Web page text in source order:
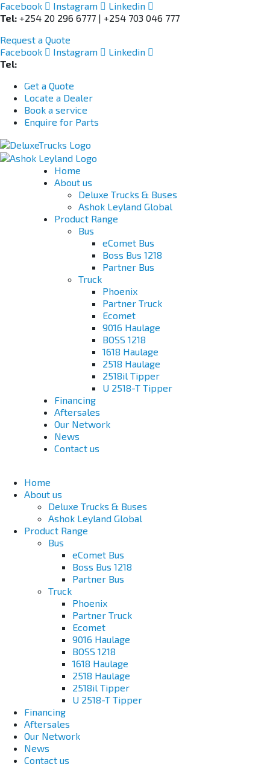
Facebook Instagram
Linkedin
Tel: +254 20 296 6777 | +254 703 046 777
Request a Quote
Facebook
Instagram
Linkedin
Tel:
Get a Quote
Locate a Dealer
Book a service
Enquire for Parts
Home
About us
Deluxe Trucks & Buses
Ashok Leyland Global
Product Range
Bus
eComet Bus
Boss Bus 1218
Partner Bus
Truck
Phoenix
Partner Truck
Ecomet
9016 Haulage
BOSS 1218
1618 Haulage
2518 Haulage
2518il Tipper
U 2518-T Tipper
Financing
Aftersales
Our Network
News
Contact us
Home
About us
Deluxe Trucks & Buses
Ashok Leyland Global
Product Range
Bus
eComet Bus
Boss Bus 1218
Partner Bus
Truck
Phoenix
Partner Truck
Ecomet
9016 Haulage
BOSS 1218
1618 Haulage
2518 Haulage
2518il Tipper
U 2518-T Tipper
Financing
Aftersales
Our Network
News
Contact us